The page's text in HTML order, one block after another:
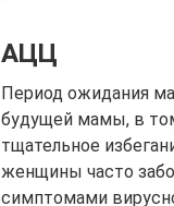
АЦЦ
Период ожидания
будущей мамы, в
тщательное
женщины часто
симптомами